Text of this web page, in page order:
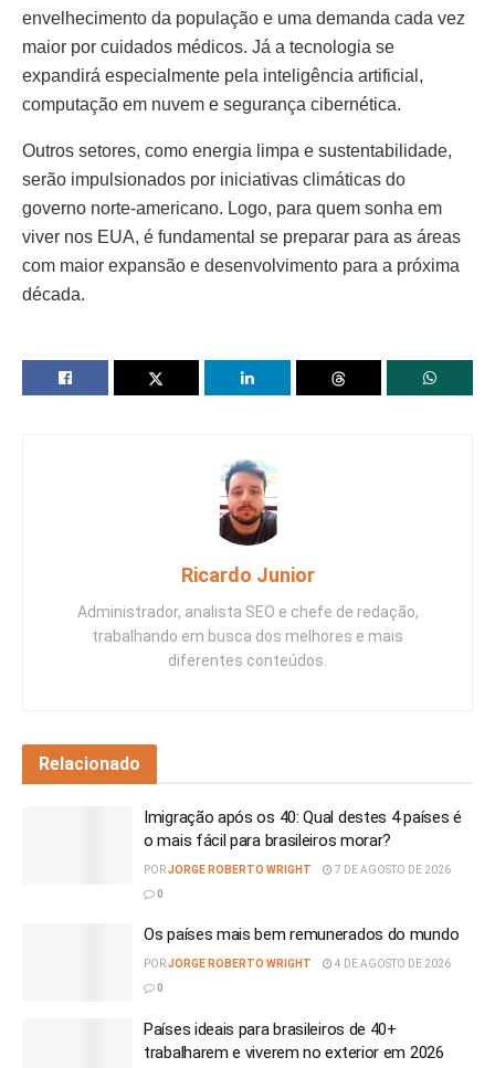
envelhecimento da população e uma demanda cada vez
maior por cuidados médicos. Já a tecnologia se
expandirá especialmente pela inteligência artificial,
computação em nuvem e segurança cibernética.
Outros setores, como energia limpa e sustentabilidade,
serão impulsionados por iniciativas climáticas do
governo norte-americano. Logo, para quem sonha em
viver nos EUA, é fundamental se preparar para as áreas
com maior expansão e desenvolvimento para a próxima
década.
Ricardo Junior
Administrador, analista SEO e chefe de redação,
trabalhando em busca dos melhores e mais
diferentes conteúdos.
Relacionado
Imigração após os 40: Qual destes 4 países é
o mais fácil para brasileiros morar?
PORJORGE ROBERTO WRIGHT
7 DE AGOSTO DE 2026
0
Os países mais bem remunerados do mundo
PORJORGE ROBERTO WRIGHT
4 DE AGOSTO DE 2026
0
Países ideais para brasileiros de 40+
trabalharem e viverem no exterior em 2026